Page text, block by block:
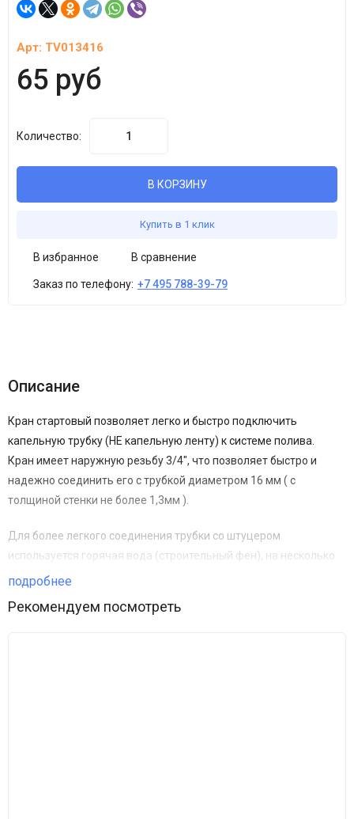
Арт: TV013416
65 руб
Количество:
В КОРЗИНУ
Купить в 1 клик
В избранное В сравнение
Заказ по телефону: +7 495 788-39-79
Описание
Кран стартовый позволяет легко и быстро подключить
капельную трубку (НЕ капельную ленту) к системе полива.
Кран имеет наружную резьбу 3/4", что позволяет быстро и
надежно соединить его с трубкой диаметром 16 мм ( с
толщиной стенки не более 1,3мм ).
Для более легкого соединения трубки со штуцером
используется горячая вода (строительный фен), на несколько
секунд окуните конец трубки в горячую воду, трубка станет
подробнее
Рекомендуем посмотреть